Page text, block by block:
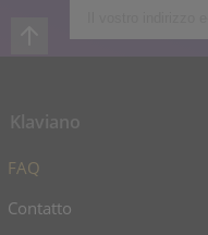
FAQ
Contatto